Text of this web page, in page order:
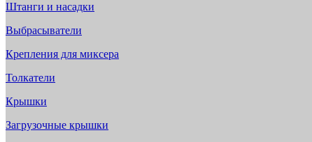
Штанги и насадки
Выбрасыватели
Крепления для миксера
Толкатели
Крышки
Загрузочные крышки